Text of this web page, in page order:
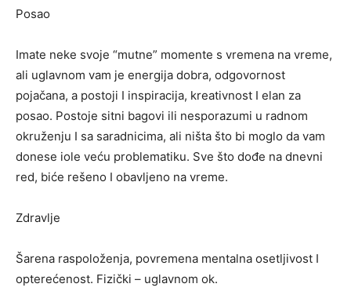
Posao
Imate neke svoje “mutne” momente s vremena na vreme,
ali uglavnom vam je energija dobra, odgovornost
pojačana, a postoji I inspiracija, kreativnost I elan za
posao. Postoje sitni bagovi ili nesporazumi u radnom
okruženju I sa saradnicima, ali ništa što bi moglo da vam
donese iole veću problematiku. Sve što dođe na dnevni
red, biće rešeno I obavljeno na vreme.
Zdravlje
Šarena raspoloženja, povremena mentalna osetljivost I
opterećenost. Fizički – uglavnom ok.